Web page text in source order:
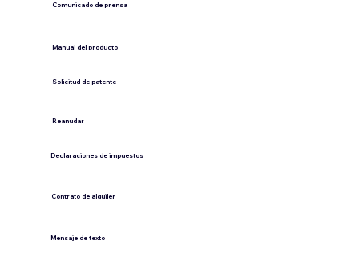
Comunicado de prensa
​Manual del producto
​Solicitud de patente
Contrato de alquiler
​Reanudar
Declaraciones de impuestos
​Mensaje de texto